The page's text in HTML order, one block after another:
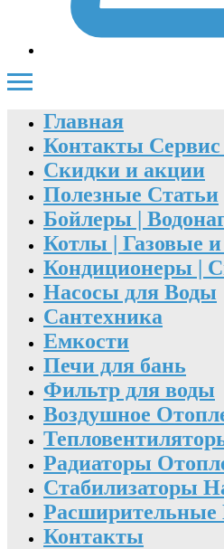
Главная
Контакты
Скидки и акции
Полезные Статьи
Бойлеры |
Котлы | Газовые
Кондиционеры |
Насосы для Воды
Сантехника
Емкости
Печи для бань
Фильтр для воды
Воздушное
Радиаторы
Стабилизаторы
Расширительные
Контакты